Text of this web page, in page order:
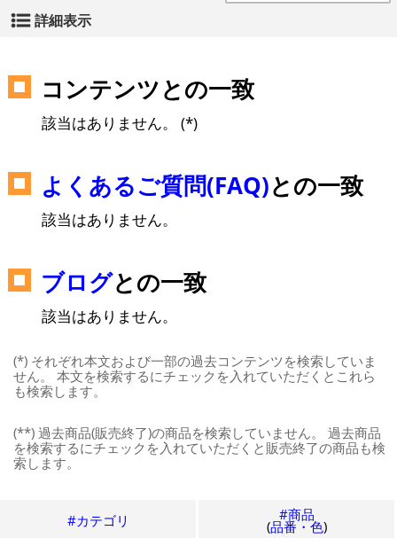
詳細表示
コンテンツとの一致
該当はありません。 (*)
よくあるご質問(FAQ)との一致
該当はありません。
ブログとの一致
該当はありません。
(*) それぞれ本文および一部の過去コンテンツを検索していま
せん。 本文を検索するにチェックを入れていただくとこれら
も検索します。
(**) 過去商品(販売終了)の商品を検索していません。 過去商品
を検索するにチェックを入れていただくと販売終了の商品も検
索します。
#カテゴリ #商品
(品番・色)